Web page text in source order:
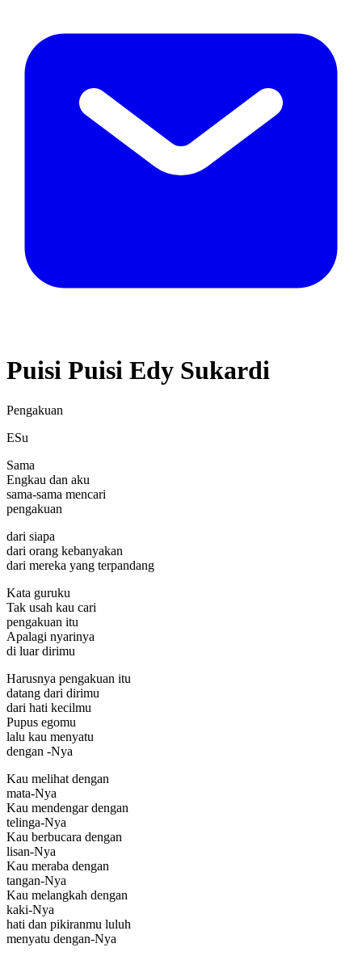
Puisi Puisi Edy Sukardi
Pengakuan
ESu
Sama
Engkau dan aku
sama-sama mencari
pengakuan
dari siapa
dari orang kebanyakan
dari mereka yang terpandang
Kata guruku
Tak usah kau cari
pengakuan itu
Apalagi nyarinya
di luar dirimu
Harusnya pengakuan itu
datang dari dirimu
dari hati kecilmu
Pupus egomu
lalu kau menyatu
dengan -Nya
Kau melihat dengan
mata-Nya
Kau mendengar dengan
telinga-Nya
Kau berbucara dengan
lisan-Nya
Kau meraba dengan
tangan-Nya
Kau melangkah dengan
kaki-Nya
hati dan pikiranmu luluh
menyatu dengan-Nya